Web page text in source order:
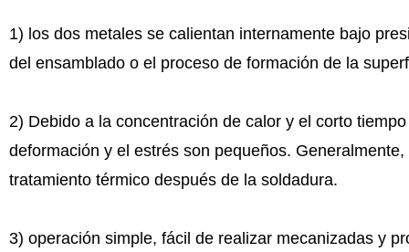
1) los dos metales se calientan internamente bajo
del ensamblado o el proceso de formación de la
2) Debido a la concentración de calor y el corto
deformación y el estrés son pequeños.
tratamiento térmico después de la soldadura.
3) operación simple, fácil de realizar mecanizadas y